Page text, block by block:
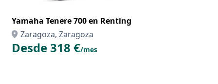
Yamaha Tenere 700 en Renting
Zaragoza, Zaragoza
Desde 318 €/mes